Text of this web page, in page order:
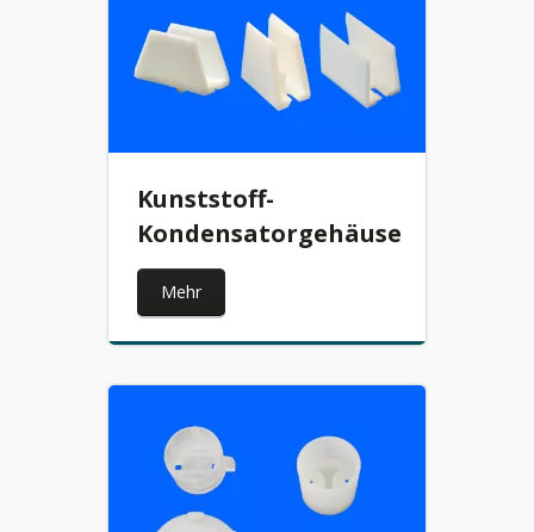
Kunststoff-
Kondensatorgehäuse
Mehr